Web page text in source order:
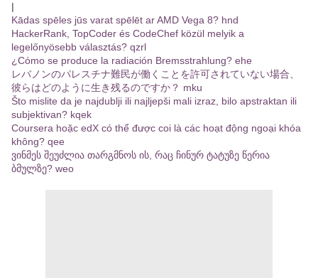
|
Kādas spēles jūs varat spēlēt ar AMD Vega 8? hnd
HackerRank, TopCoder és CodeChef közül melyik a
legelőnyösebb választás? qzrl
¿Cómo se produce la radiación Bremsstrahlung? ehe
レバノンのパレスチナ難民が働くことを許可されていない場合、
彼らはどのように生き残るのですか？ mku
Što mislite da je najdublji ili najljepši mali izraz, bilo apstraktan ili
subjektivan? kqek
Coursera hoặc edX có thể được coi là các hoạt động ngoại khóa
không? qee
ვინმეს შეუძლია თარგმნოს ის, რაც ჩინურ ტატუზე წერია
ბმულზე? weo